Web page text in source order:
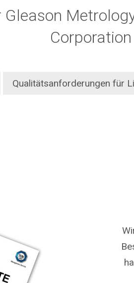
Gleason
Corporation
Qualitätsanforderungen für